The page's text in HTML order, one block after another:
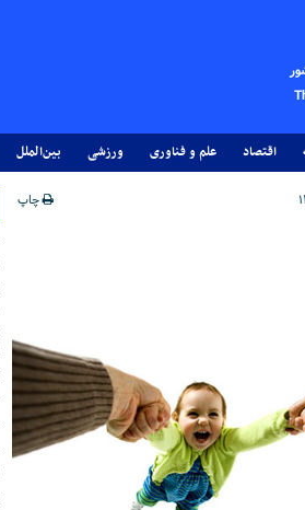
اقتصاد علم و فناوری ورزشی بین‌الملل
چاپ